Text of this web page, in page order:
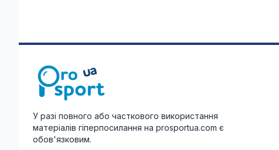
У разі повного або часткового використання
матеріалів гіперпосилання на prosportua.com є
обов'язковим.